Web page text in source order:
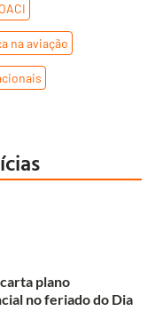
OACI
na aviação
plano
no feriado do Dia